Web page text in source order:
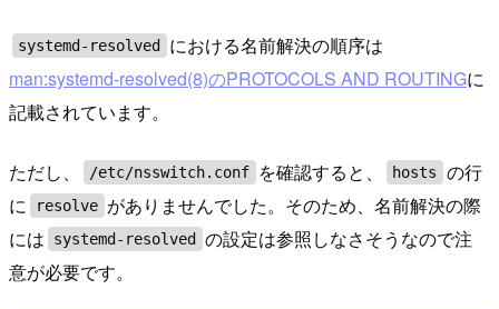
systemd-resolved
における名前解決の順序は
man:systemd-resolved(8)のPROTOCOLS AND ROUTINGに
記載されています。
ただし、 /etc/nsswitch.conf を確認すると、 hosts
の行
に
resolve がありませんでした。そのため、名前解決の際
には
systemd-resolved
の設定は参照しなさそうなので注
意が必要です。